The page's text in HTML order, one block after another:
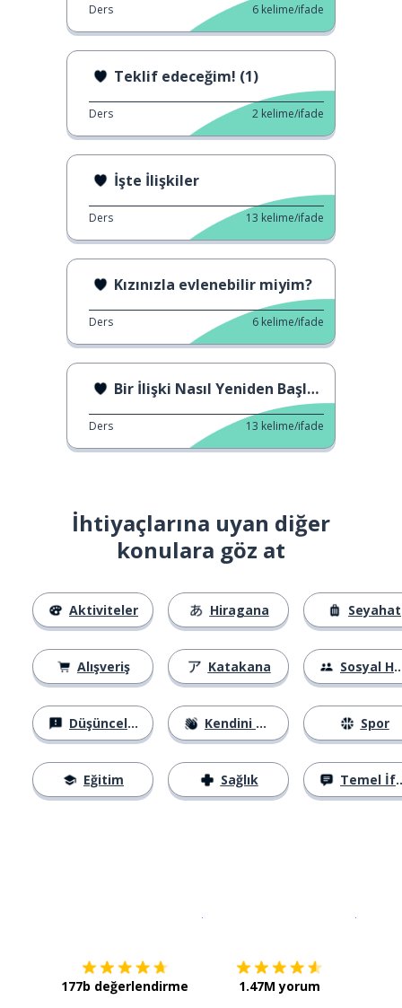
Ders 6 kelime/ifade
Teklif edeceğim! (1)
Ders 2 kelime/ifade
İşte İlişkiler
Ders 13 kelime/ifade
Kızınızla evlenebilir miyim?
Ders 6 kelime/ifade
Bir İlişki Nasıl Yeniden Başlatılır
Ders 13 kelime/ifade
İhtiyaçlarına uyan diğer
konulara göz at
Aktiviteler
Alışveriş
Düşünceler
Eğitim
Hiragana
Katakana
Kendini Tanıtma
Sağlık
Seyahat
Sosyal Hayat
Spor
Temel İfadeler
177b değerlendirme 1.47M yorum